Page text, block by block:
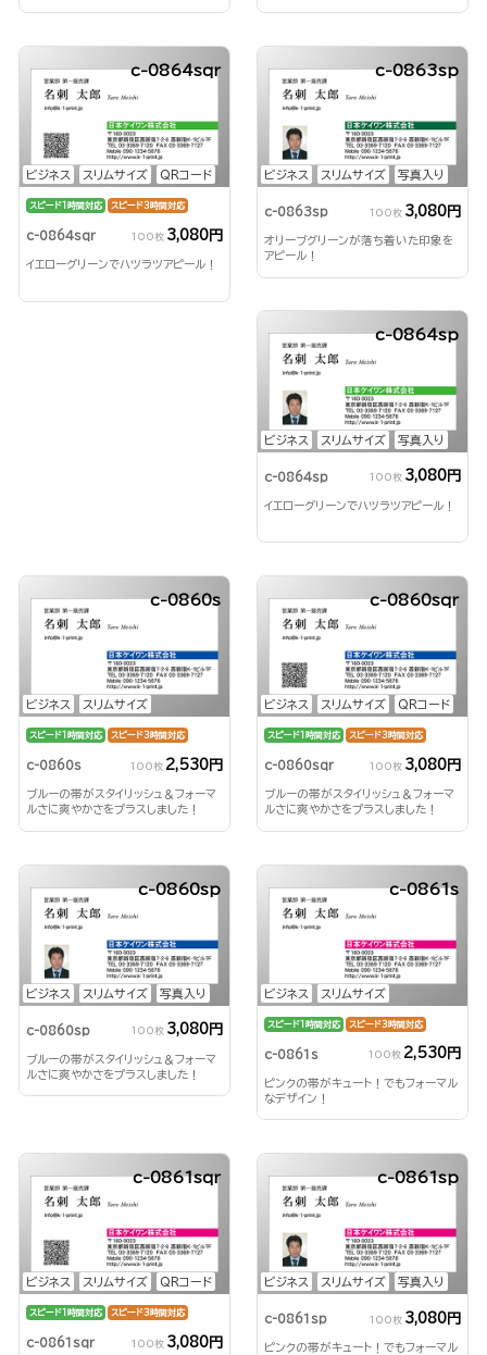
ビジネス スリムサイズ QRコード
c-0864sqr
スピード1時間対応 スピード3時間対応
c-0864sqr 100枚 3,080円
イエローグリーンでハツラツアピール！
ビジネス スリムサイズ 写真入り
c-0863sp
c-0863sp 100枚 3,080円
オリーブグリーンが落ち着いた印象を
アピール！
ビジネス スリムサイズ 写真入り
c-0864sp
c-0864sp 100枚 3,080円
イエローグリーンでハツラツアピール！
ビジネス スリムサイズ
c-0860s
スピード1時間対応 スピード3時間対応
c-0860s 100枚 2,530円
ブルーの帯がスタイリッシュ＆フォーマ
ルさに爽やかさをプラスしました！
ビジネス スリムサイズ QRコード
c-0860sqr
スピード1時間対応 スピード3時間対応
c-0860sqr 100枚 3,080円
ブルーの帯がスタイリッシュ＆フォーマ
ルさに爽やかさをプラスしました！
ビジネス スリムサイズ 写真入り
c-0860sp
c-0860sp 100枚 3,080円
ブルーの帯がスタイリッシュ＆フォーマ
ルさに爽やかさをプラスしました！
ビジネス スリムサイズ
c-0861s
スピード1時間対応 スピード3時間対応
c-0861s 100枚 2,530円
ピンクの帯がキュート！でもフォーマル
なデザイン！
ビジネス スリムサイズ QRコード
c-0861sqr
スピード1時間対応 スピード3時間対応
c-0861sqr 100枚 3,080円
ビジネス スリムサイズ 写真入り
c-0861sp
c-0861sp 100枚 3,080円
ピンクの帯がキュート！でもフォーマル